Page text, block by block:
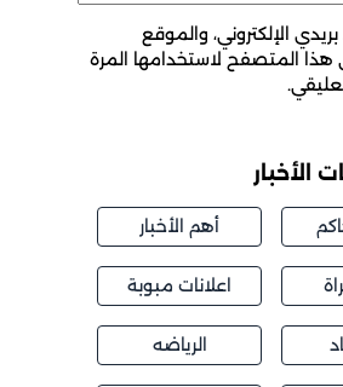
الإلكتروني، والموقع
هذا المتصفح لاستخدامها المرة
الأخبار
أهم الأخبار
اعلانات مبوبة
الرياضه